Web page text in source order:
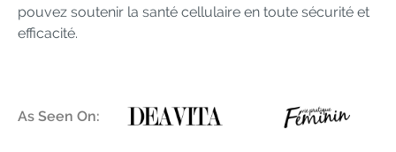
pouvez soutenir la santé cellulaire en toute sécurité et
efficacité.
As Seen On: